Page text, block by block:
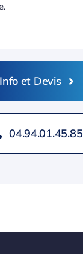
Info et Devis
04.94.01.45.85